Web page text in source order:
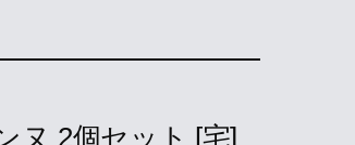
ヌ 2個セット [宅]